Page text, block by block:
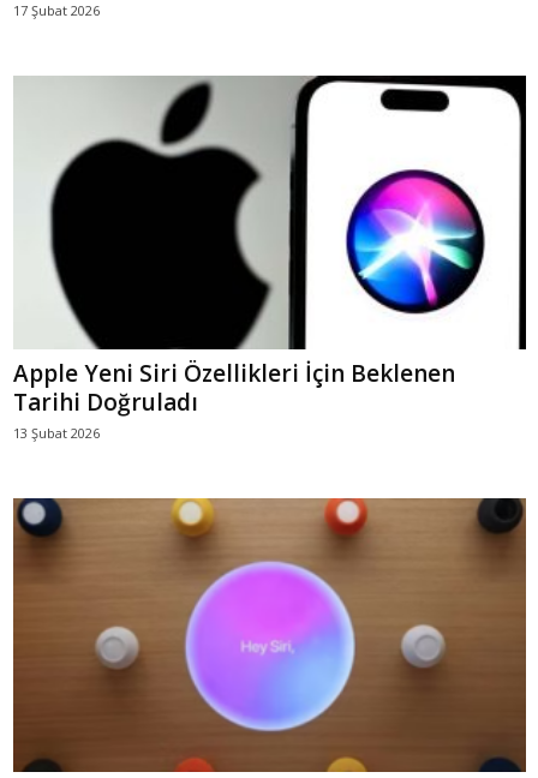
17 Şubat 2026
Apple Yeni Siri Özellikleri İçin Beklenen
Tarihi Doğruladı
13 Şubat 2026